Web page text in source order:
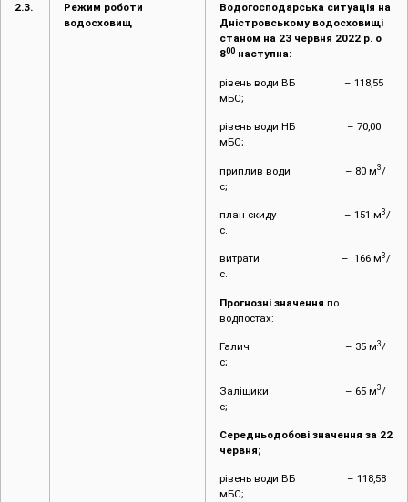
2.3.
Режим роботи
водосховищ
Водогосподарська ситуація на
Дністровському водосховищі
станом на 23 червня 2022 р. о
800 наступна:
рівень води ВБ – 118,55
мБС;
рівень води НБ – 70,00
мБС;
приплив води – 80 м3/
с;
план скиду – 151 м3/
с.
витрати – 166 м3/
с.
Прогнозні значення по
водпостах:
Галич – 35 м3/
с;
Заліщики – 65 м3/
с;
Середньодобові значення за 22
червня;
рівень води ВБ – 118,58
мБС;